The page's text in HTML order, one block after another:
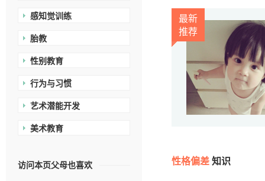
感知觉训练
胎教
性别教育
行为与习惯
艺术潜能开发
美术教育
访问本页父母也喜欢
最新
推荐
性格偏差知识